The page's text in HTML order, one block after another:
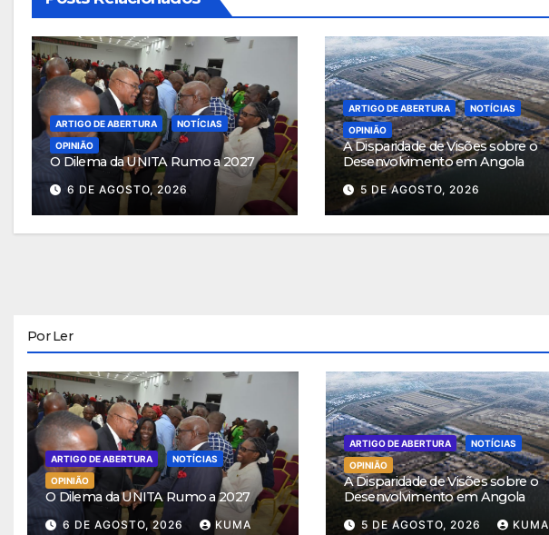
ARTIGO DE ABERTURA
NOTÍCIAS
OPINIÃO
O Dilema da UNITA Rumo a 2027
6 DE AGOSTO, 2026
ARTIGO DE ABERTURA
NOTÍCIAS
OPINIÃO
A Disparidade de Visões sobre o
Desenvolvimento em Angola
5 DE AGOSTO, 2026
Por Ler
ARTIGO DE ABERTURA
NOTÍCIAS
OPINIÃO
O Dilema da UNITA Rumo a 2027
6 DE AGOSTO, 2026 KUMA
ARTIGO DE ABERTURA
NOTÍCIAS
OPINIÃO
A Disparidade de Visões sobre o
Desenvolvimento em Angola
5 DE AGOSTO, 2026 KUMA